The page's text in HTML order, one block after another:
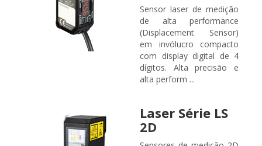
Sensor laser de medição
de alta performance
(Displacement Sensor)
em invólucro compacto
com display digital de 4
dígitos. Alta precisão e
alta perform ...
Laser Série LS
2D